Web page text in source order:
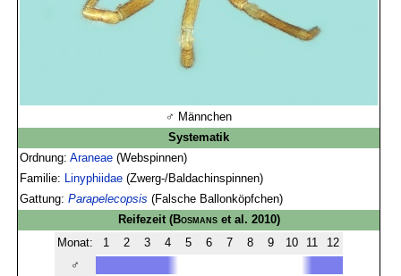
♂ Männchen
Systematik
Ordnung:Araneae (Webspinnen)
Familie:
Linyphiidae (Zwerg-/Baldachinspinnen)
Gattung:Parapelecopsis (Falsche Ballonköpfchen)
Reifezeit (Bosmanset al. 2010)
Monat:
1 2 3 4 5 6 7 8 9 10 11
12
♂